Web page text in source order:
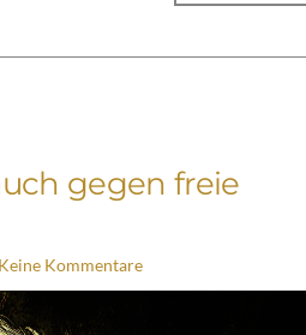
gegen freie
Keine Kommentare